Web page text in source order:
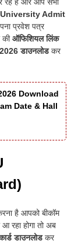
University Admit
प्रवेश पत्र
कीऑफिशियल लिंक
2026 डाउनलोडकर
Download
Date & Hall
है आपको बीकॉम
रहा होगा तो अब
डाउनलोडकर